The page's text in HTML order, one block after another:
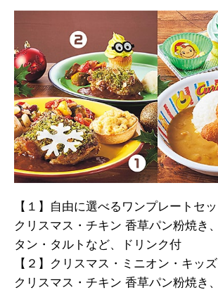
【１】自由に選べるワンプレートセッ
クリスマス・チキン 香草パン粉焼き
タン・タルトなど、ドリンク付
【２】クリスマス・ミニオン・キッ
クリスマス・チキン 香草パン粉焼き